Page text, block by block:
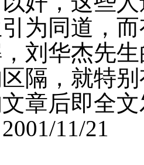
为同道，
刘华杰先
隔，就特
章后即全
2001/11/21